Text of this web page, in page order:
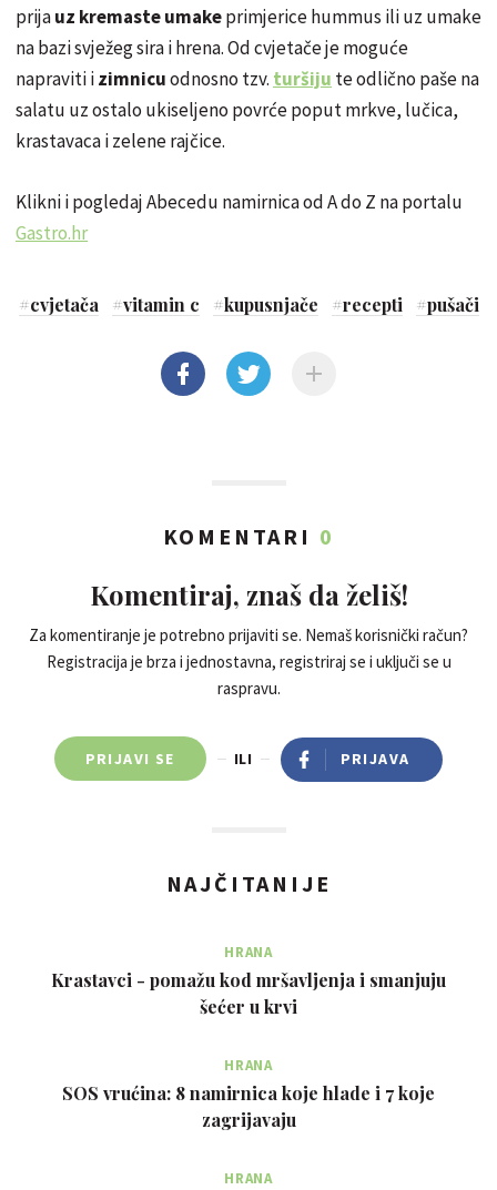
prijauz kremaste umakeprimjerice hummus ili uz umake
na bazi svježeg sira i hrena. Od cvjetače je moguće
napraviti izimnicuodnosno tzv. turšiju te odlično paše na
salatu uz ostalo ukiseljeno povrće poput mrkve, lučica,
krastavaca i zelene rajčice.
Klikni i pogledaj Abecedu namirnica od A do Z na portalu
Gastro.hr
#cvjetača #vitamin c #kupusnjače #recepti #pušači
KOMENTARI 0
Komentiraj, znaš da želiš!
Za komentiranje je potrebno prijaviti se. Nemaš korisnički račun?
Registracija je brza i jednostavna, registriraj se i uključi se u
raspravu.
PRIJAVI SE ILI PRIJAVA
NAJČITANIJE
HRANA
Krastavci - pomažu kod mršavljenja i smanjuju
šećer u krvi
HRANA
SOS vrućina: 8 namirnica koje hlade i 7 koje
zagrijavaju
HRANA